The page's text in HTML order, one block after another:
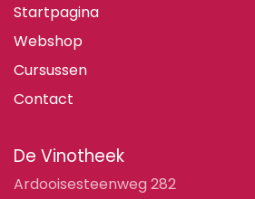
Startpagina
Webshop
Cursussen
Contact
De Vinotheek
Ardooisesteenweg 282